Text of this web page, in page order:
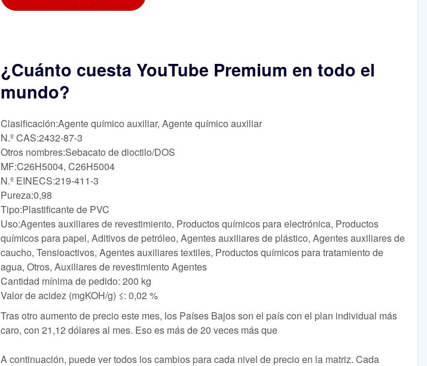
¿Cuánto cuesta YouTube Premium en todo el
mundo?
Clasificación:Agente químico auxiliar, Agente químico auxiliar
N.º CAS:2432-87-3
Otros nombres:Sebacato de dioctilo/DOS
MF:C26H5004, C26H5004
N.º EINECS:219-411-3
Pureza:0,98
Tipo:Plastificante de PVC
Uso:Agentes auxiliares de revestimiento, Productos químicos para electrónica, Productos
químicos para papel, Aditivos de petróleo, Agentes auxiliares de plástico, Agentes auxiliares de
caucho, Tensioactivos, Agentes auxiliares textiles, Productos químicos para tratamiento de
agua, Otros, Auxiliares de revestimiento Agentes
Cantidad mínima de pedido: 200 kg
Valor de acidez (mgKOH/g) ≤: 0,02 %
Tras otro aumento de precio este mes, los Países Bajos son el país con el plan individual más
caro, con 21,12 dólares al mes. Eso es más de 20 veces más que
A continuación, puede ver todos los cambios para cada nivel de precio en la matriz. Cada